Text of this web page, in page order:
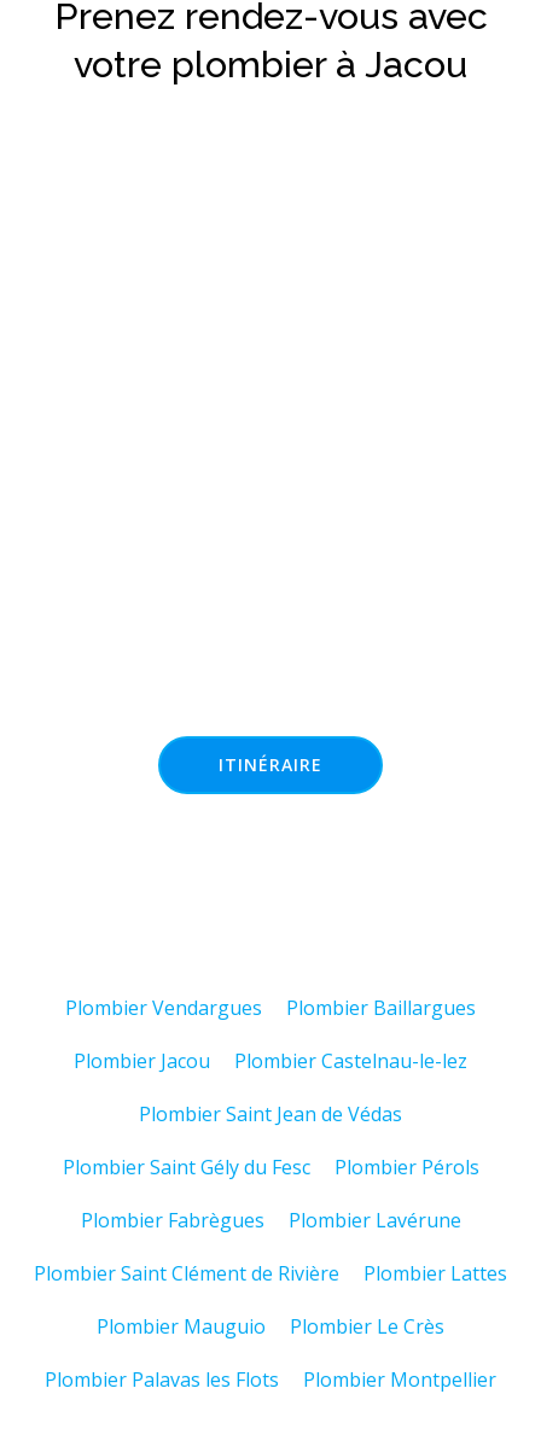
Prenez rendez-vous avec
votre plombier à Jacou
ITINÉRAIRE
Plombier Vendargues
Plombier Baillargues
Plombier Jacou
Plombier Castelnau-le-lez
Plombier Saint Jean de Védas
Plombier Saint Gély du Fesc
Plombier Pérols
Plombier Fabrègues
Plombier Lavérune
Plombier Saint Clément de Rivière
Plombier Lattes
Plombier Mauguio
Plombier Le Crès
Plombier Palavas les Flots
Plombier Montpellier